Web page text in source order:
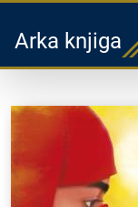
Arka knjiga